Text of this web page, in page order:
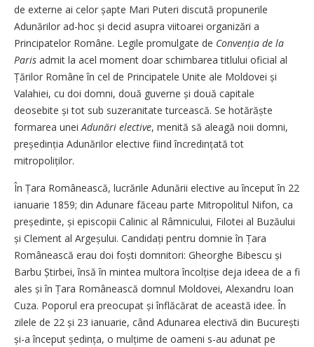
de externe ai celor șapte Mari Puteri discută propunerile
Adunărilor ad-hoc și decid asupra viitoarei organizări a
Principatelor Române. Legile promulgate de Convenția de la
Paris admit la acel moment doar schimbarea titlului oficial al
Țărilor Române în cel de Principatele Unite ale Moldovei și
Valahiei, cu doi domni, două guverne și două capitale
deosebite și tot sub suzeranitate turcească. Se hotărăște
formarea uneiAdunări elective, menită să aleagă noii domni,
președinția Adunărilor elective fiind încredințată tot
mitropoliților.
În Țara Românească, lucrările Adunării elective au început în 22
ianuarie 1859; din Adunare făceau parte Mitropolitul Nifon, ca
preșe­dinte, și episcopii Calinic al Râmnicului, Filotei al Buzăului
și Clement al Argeșului. Candidați pentru domnie în Țara
Românească erau doi foști domnitori: Gheorghe Bibescu și
Barbu Știrbei, însă în mintea multora încolțise deja ideea de a fi
ales și în Țara Românească domnul Moldovei, Alexandru Ioan
Cuza. Poporul era preocupat și înflăcărat de această idee. În
zilele de 22 și 23 ianuarie, când Adunarea electivă din Bucu­rești
și-a început ședința, o mulțime de oameni s-au adunat pe